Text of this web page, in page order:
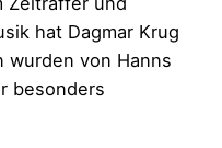
hat Dagmar Krug
wurden von Hanns
besonders